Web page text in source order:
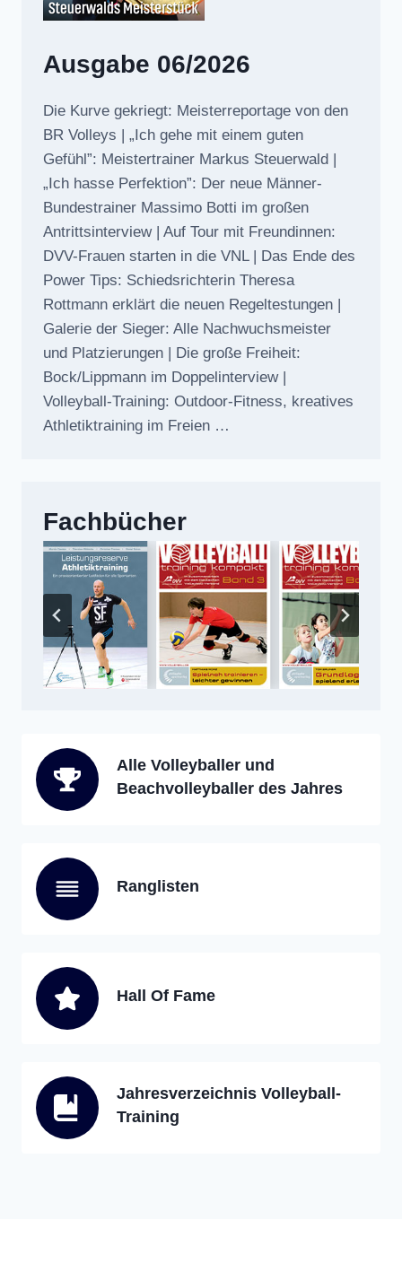
Ausgabe 06/2026
Die Kurve gekriegt: Meisterreportage von den
BR Volleys | „Ich gehe mit einem guten
Gefühl”: Meistertrainer Markus Steuerwald |
„Ich hasse Perfektion”: Der neue Männer-
Bundestrainer Massimo Botti im großen
Antrittsinterview | Auf Tour mit Freundinnen:
DVV-Frauen starten in die VNL | Das Ende des
Power Tips: Schiedsrichterin Theresa
Rottmann erklärt die neuen Regeltestungen |
Galerie der Sieger: Alle Nachwuchsmeister
und Platzierungen | Die große Freiheit:
Bock/Lippmann im Doppelinterview |
Volleyball-Training: Outdoor-Fitness, kreatives
Athletiktraining im Freien …
Fachbücher
Alle Volleyballer und
Beachvolleyballer des Jahres
Ranglisten
Hall Of Fame
Jahresverzeichnis Volleyball-
Training